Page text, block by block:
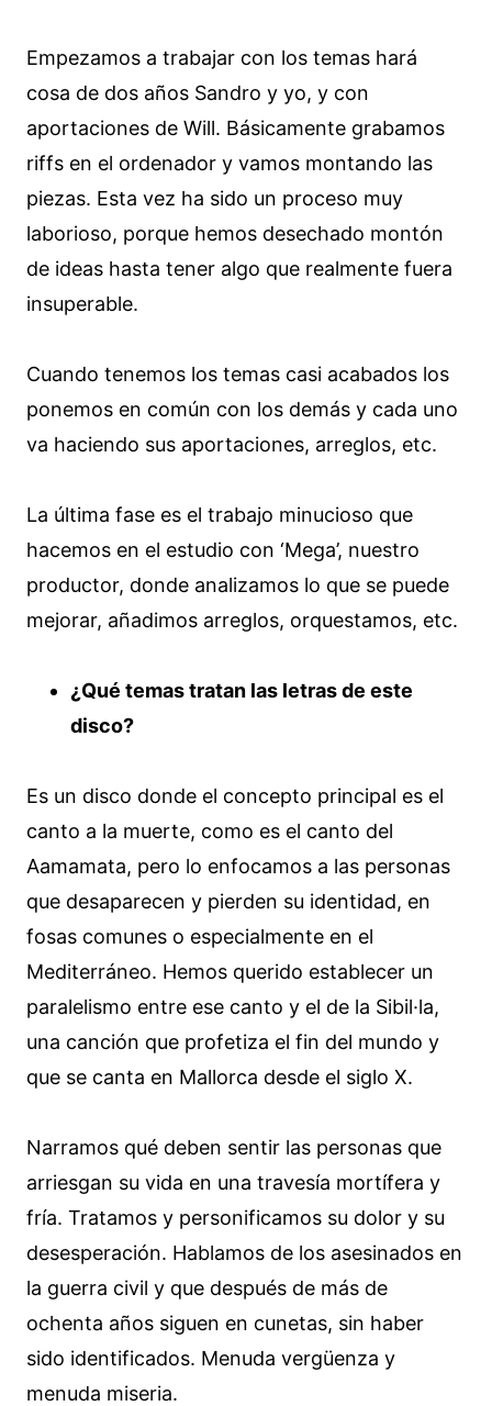
Empezamos a trabajar con los temas hará
cosa de dos años Sandro y yo, y con
aportaciones de Will. Básicamente grabamos
riffs en el ordenador y vamos montando las
piezas. Esta vez ha sido un proceso muy
laborioso, porque hemos desechado montón
de ideas hasta tener algo que realmente fuera
insuperable.
Cuando tenemos los temas casi acabados los
ponemos en común con los demás y cada uno
va haciendo sus aportaciones, arreglos, etc.
La última fase es el trabajo minucioso que
hacemos en el estudio con ‘Mega’, nuestro
productor, donde analizamos lo que se puede
mejorar, añadimos arreglos, orquestamos, etc.
¿Qué temas tratan las letras de este
disco?
Es un disco donde el concepto principal es el
canto a la muerte, como es el canto del
Aamamata, pero lo enfocamos a las personas
que desaparecen y pierden su identidad, en
fosas comunes o especialmente en el
Mediterráneo. Hemos querido establecer un
paralelismo entre ese canto y el de la Sibil·la,
una canción que profetiza el fin del mundo y
que se canta en Mallorca desde el siglo X.
Narramos qué deben sentir las personas que
arriesgan su vida en una travesía mortífera y
fría. Tratamos y personificamos su dolor y su
desesperación. Hablamos de los asesinados en
la guerra civil y que después de más de
ochenta años siguen en cunetas, sin haber
sido identificados. Menuda vergüenza y
menuda miseria.